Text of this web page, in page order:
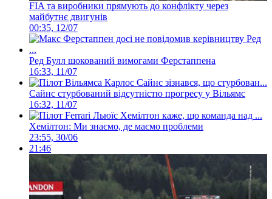
FIA та виробники прямують до конфлікту через
майбутнє двигунів
00:35, 12/07
Ред Булл шокований вимогами Ферстаппена
16:33, 11/07
Сайнс стурбований відсутністю прогресу у Вільямс
16:32, 11/07
Хемілтон: Ми знаємо, де маємо проблеми
23:55, 30/06
21:46